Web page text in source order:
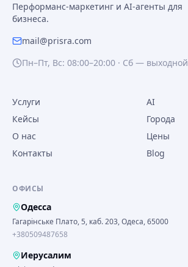
Перформанс-маркетинг и AI-агенты для
бизнеса.
mail@prisra.com
Пн–Пт, Вс: 08:00–20:00 · Сб — выходной
Услуги
AI
Кейсы
Города
О нас
Цены
Контакты
Blog
ОФИСЫ
Одесса
Гагарінське Плато, 5, каб. 203, Одеса, 65000
+380509487658
Иерусалим